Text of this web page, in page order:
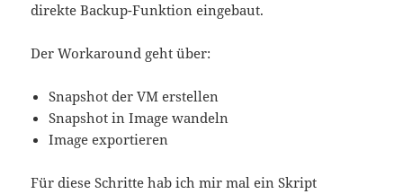
direkte Backup-Funktion eingebaut.
Der Workaround geht über:
Snapshot der VM erstellen
Snapshot in Image wandeln
Image exportieren
Für diese Schritte hab ich mir mal ein Skript